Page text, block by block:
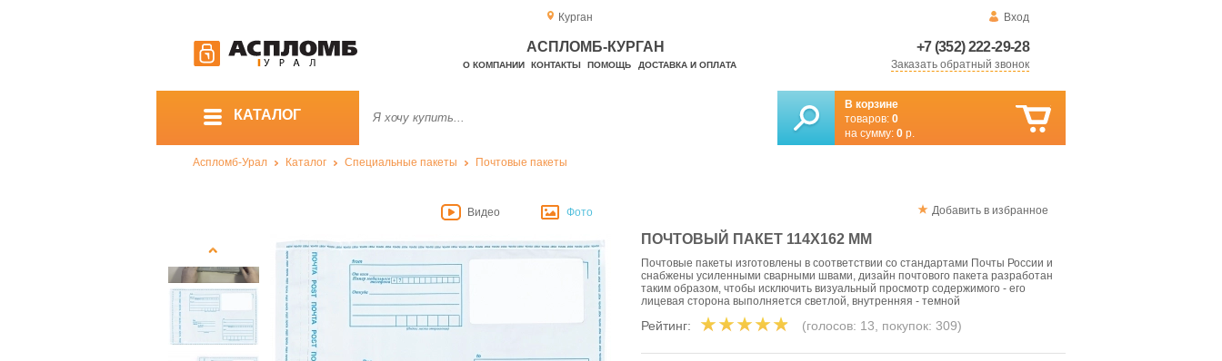
Курган Вход
+7 (352) 222-29-28
Заказать обратный звонок
АСПЛОМБ-КУРГАН
О КОМПАНИИ КОНТАКТЫ ПОМОЩЬ ДОСТАВКА И ОПЛАТА
КАТАЛОГ
В корзине
товаров: 0
на сумму: 0 р.
Аспломб-Урал Каталог Специальные пакеты Почтовые пакеты
Добавить в избранное
ПОЧТОВЫЙ ПАКЕТ 114Х162 ММ
Почтовые пакеты изготовлены в соответствии со стандартами Почты России и
снабжены усиленными сварными швами, дизайн почтового пакета разработан
таким образом, чтобы исключить визуальный просмотр содержимого - его
лицевая сторона выполняется светлой, внутренняя - темной
Рейтинг: (голосов: 13, покупок: 309)
Видео Фото